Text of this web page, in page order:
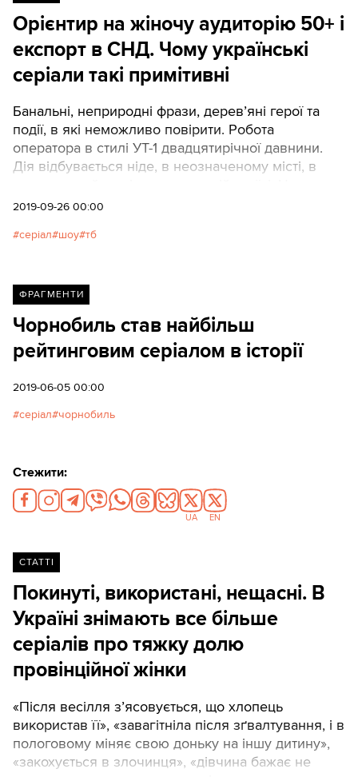
Орієнтир на жіночу аудиторію 50+ і
експорт в СНД. Чому українські
серіали такі примітивні
Банальні, неприродні фрази, дерев’яні герої та
події, в які неможливо повірити. Робота
оператора в стилі УТ-1 двадцятирічної давнини.
Дія відбувається ніде, в неозначеному місті, в
типовий серіал українського виробництва, який
казахських каналах. Ми вирішили розібратися,
2019-09-26 00:00
серіал шоу тб
ФРАГМЕНТИ
Чорнобиль став найбільш
рейтинговим серіалом в історії
2019-06-05 00:00
серіал чорнобиль
Стежити:
UA EN
СТАТТІ
Покинуті, використані, нещасні. В
Україні знімають все більше
серіалів про тяжку долю
провінційної жінки
«Після весілля з’ясовується, що хлопець
використав її», «завагітніла після зґвалтування, і в
пологовому міняє свою доньку на іншу дитину»,
«закохується в злочинця», «дівчина бажає не